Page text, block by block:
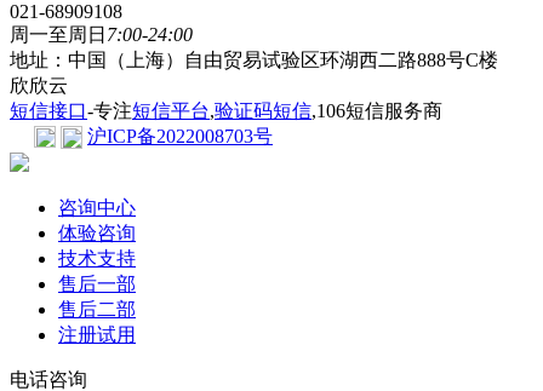
021-68909108
周一至周日 7:00-24:00
地址：中国（上海）自由贸易试验区环湖西二路888号C楼
欣欣云
短信接口-专注短信平台,验证码短信,106短信服务商
沪ICP备2022008703号
咨询中心
体验咨询
技术支持
售后一部
售后二部
注册试用
电话咨询